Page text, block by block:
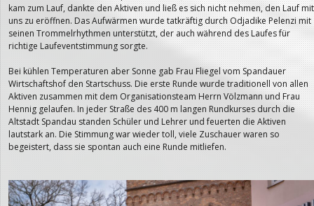
kam zum Lauf, dankte den Aktiven und ließ es sich nicht nehmen, den Lauf mit
uns zu eröffnen. Das Aufwärmen wurde tatkräftig durch Odjadike Pelenzi mit
seinen Trommelrhythmen unterstützt, der auch während des Laufes für
richtige Laufeventstimmung sorgte.
Bei kühlen Temperaturen aber Sonne gab Frau Fliegel vom Spandauer
Wirtschaftshof den Startschuss. Die erste Runde wurde traditionell von allen
Aktiven zusammen mit dem Organisationsteam Herrn Völzmann und Frau
Hennig gelaufen. In jeder Straße des 400 m langen Rundkurses durch die
Altstadt Spandau standen Schüler und Lehrer und feuerten die Aktiven
lautstark an. Die Stimmung war wieder toll, viele Zuschauer waren so
begeistert, dass sie spontan auch eine Runde mitliefen.